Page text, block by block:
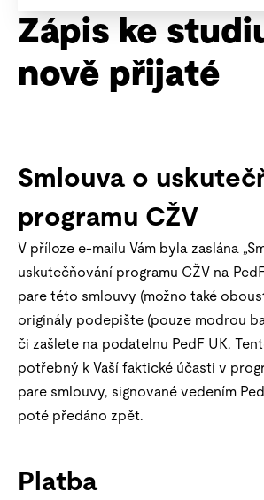
Zápis ke
nově přijaté
Smlouva o
programu CŽV
V příloze e-mailu Vám byla zaslána
uskutečňování programu CŽV na
pare této smlouvy (možno také
originály podepište (pouze modrou
či zašlete na podatelnu PedF UK.
potřebný k Vaší faktické účasti v
pare smlouvy, signované vedením
poté předáno zpět.
Platba